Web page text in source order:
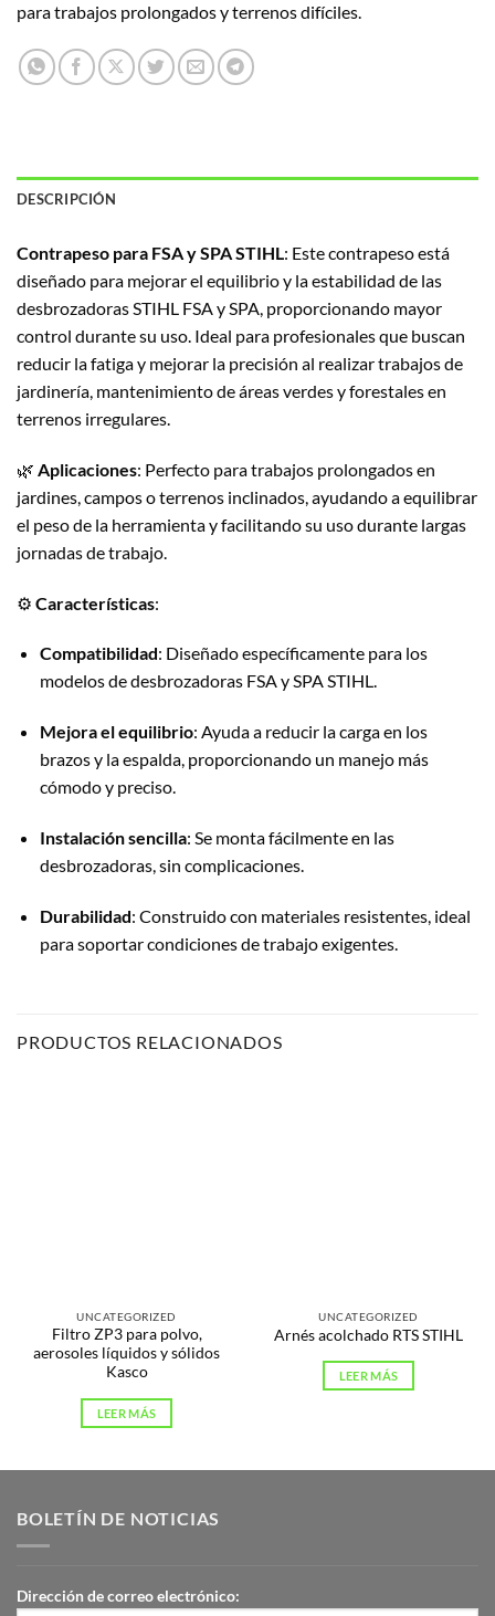
para trabajos prolongados y terrenos difíciles.
DESCRIPCIÓN
Contrapeso para FSA y SPA STIHL: Este contrapeso está
diseñado para mejorar el equilibrio y la estabilidad de las
desbrozadoras STIHL FSA y SPA, proporcionando mayor
control durante su uso. Ideal para profesionales que buscan
reducir la fatiga y mejorar la precisión al realizar trabajos de
jardinería, mantenimiento de áreas verdes y forestales en
terrenos irregulares.
🌿 Aplicaciones: Perfecto para trabajos prolongados en
jardines, campos o terrenos inclinados, ayudando a equilibrar
el peso de la herramienta y facilitando su uso durante largas
jornadas de trabajo.
⚙️ Características:
Compatibilidad: Diseñado específicamente para los
modelos de desbrozadoras FSA y SPA STIHL.
Mejora el equilibrio: Ayuda a reducir la carga en los
brazos y la espalda, proporcionando un manejo más
cómodo y preciso.
Instalación sencilla: Se monta fácilmente en las
desbrozadoras, sin complicaciones.
Durabilidad: Construido con materiales resistentes, ideal
para soportar condiciones de trabajo exigentes.
PRODUCTOS RELACIONADOS
UNCATEGORIZED
Filtro ZP3 para polvo,
aerosoles líquidos y sólidos
Kasco
LEER MÁS
UNCATEGORIZED
Arnés acolchado RTS STIHL
LEER MÁS
BOLETÍN DE NOTICIAS
Dirección de correo electrónico: